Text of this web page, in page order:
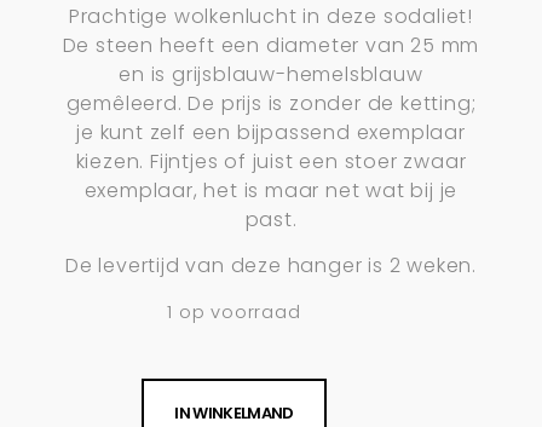
Prachtige wolkenlucht in deze sodaliet!
De steen heeft een diameter van 25 mm
en is grijsblauw-hemelsblauw
gemêleerd. De prijs is zonder de ketting;
je kunt zelf een bijpassend exemplaar
kiezen. Fijntjes of juist een stoer zwaar
exemplaar, het is maar net wat bij je
past.
De levertijd van deze hanger is 2 weken.
1 op voorraad
IN WINKELMAND